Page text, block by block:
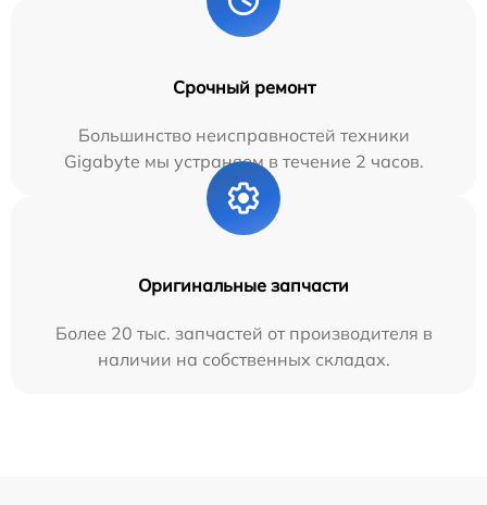
Срочный ремонт
Большинство неисправностей техники
Gigabyte мы устраняем в течение 2 часов.
Оригинальные запчасти
Более 20 тыс. запчастей от производителя в
наличии на собственных складах.